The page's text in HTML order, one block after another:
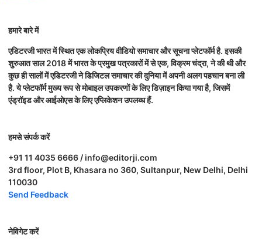
हमारे बारे में
एडिटरजी भारत में स्थित एक लोकप्रिय वीडियो समाचार और सूचना प्लेटफॉर्म है. इसकी
शुरुआत साल 2018 में भारत के प्रमुख पत्रकारों में से एक, विक्रम चंद्रा, ने की थी और
कुछ ही सालों में एडिटरजी ने डिजिटल समाचार की दुनिया में अपनी अलग पहचान बना ली
है. ये प्लेटफॉर्म मुख्य रूप से मोबाइल उपकरणों के लिए डिज़ाइन किया गया है, जिसमें
एंड्रॉइड और आईओएस के लिए एप्लिकेशन उपलब्ध हैं.
हमसे संपर्क करें
+91 11 4035 6666 / info@editorji.com
3rd floor, Plot B, Khasara no 360, Sultanpur, New Delhi, Delhi
110030
Send Feedback
नेविगेट करें